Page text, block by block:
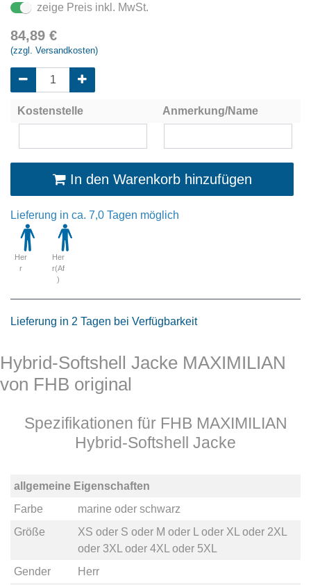
zeige Preis inkl. MwSt.
84,89 €
(zzgl. Versandkosten)
Kostenstelle Anmerkung/Name
In den Warenkorb hinzufügen
Lieferung in ca. 7,0 Tagen möglich
Her
r
Her
r(Af
)
Lieferung in 2 Tagen bei Verfügbarkeit
Hybrid-Softshell Jacke MAXIMILIAN
von FHB original
Spezifikationen für FHB MAXIMILIAN
Hybrid-Softshell Jacke
allgemeine Eigenschaften
Farbe
marine oder schwarz
Größe
XS oder S oder M oder oder XL oder 2XL
oder 3XL oder 4XL oder 5XL
Gender
Herr